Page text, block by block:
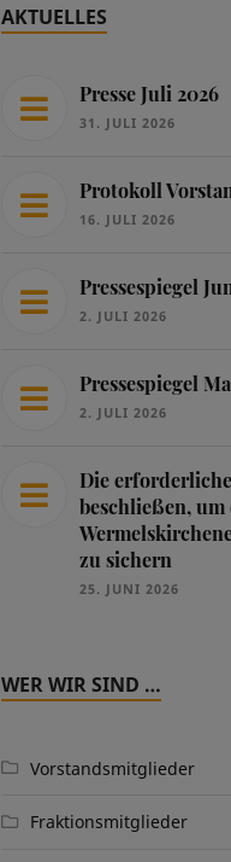
AKTUELLES
Presse Juli 2026
31. JULI 2026
Protokoll
16. JULI 2026
Pressespiegel
2. JULI 2026
Pressespiegel
2. JULI 2026
Die
beschließen, um
zu sichern
25. JUNI 2026
WER WIR SIND …
Vorstandsmitglieder
Fraktionsmitglieder